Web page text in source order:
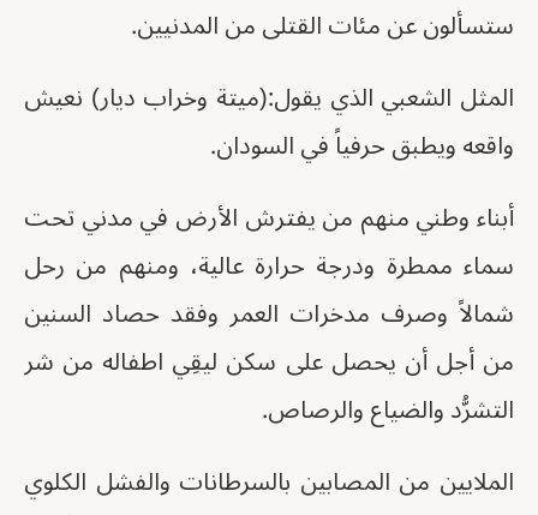
ستسألون عن مئات القتلى من المدنيين.
المثل الشعبي الذي يقول:(ميتة وخراب ديار) نعيش
واقعه ويطبق حرفياً في السودان.
أبناء وطني منهم من يفترش الأرض في مدني تحت
سماء ممطرة ودرجة حرارة عالية، ومنهم من رحل
شمالاً وصرف مدخرات العمر وفقد حصاد السنين
من أجل أن يحصل على سكن ليقِي اطفاله من شر
التشرُّد والضياع والرصاص.
الملايين من المصابين بالسرطانات والفشل الكلوي